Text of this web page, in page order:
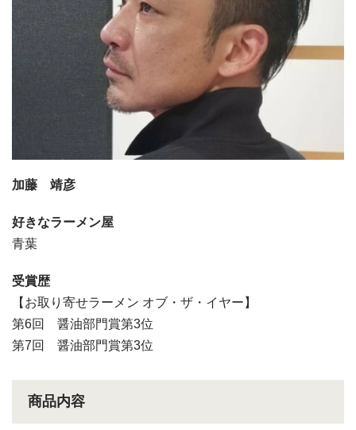
加藤 靖彦
好きなラーメン屋
青葉
受賞歴
【お取り寄せラーメン オブ・ザ・イヤー】
第6回 醤油部門賞第3位
第7回 醤油部門賞第3位
商品内容